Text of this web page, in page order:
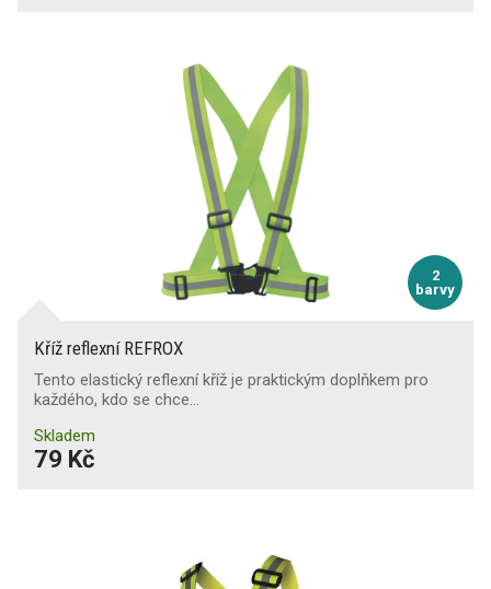
2
barvy
Kříž reflexní REFROX
Tento elastický reflexní kříž je praktickým doplňkem pro
každého, kdo se chce…
Skladem
79 Kč